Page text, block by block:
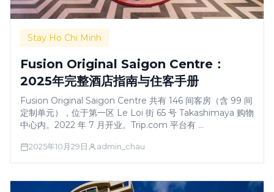
Stay Ho Chi Minh
Fusion Original Saigon Centre：
2025年完整酒店指南与住客手册
Fusion Original Saigon Centre 共有 146 间客房（含 99 间
定制单元），位于第一区 Le Loi 街 65 号 Takashimaya 购物
中心内。2022 年 7 月开业。Trip.com 平台有 …
2025年10月29日 admin_chau